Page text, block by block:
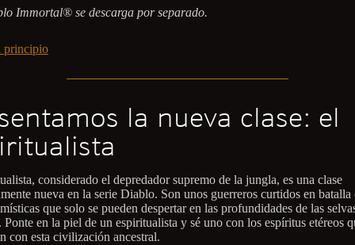
Immortal® se descarga por separado.
principio
la nueva clase: el
considerado el depredador supremo de la jungla, es una clase
nueva en la serie Diablo. Son unos guerreros curtidos en batalla
que solo se pueden despertar en las profundidades de las
Ponte en la piel de un espiritualista y sé uno con los espíritus etéreos
con esta civilización ancestral.